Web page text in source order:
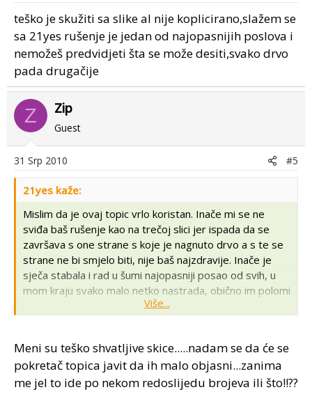
teško je skužiti sa slike al nije koplicirano,slažem se
sa 21yes rušenje je jedan od najopasnijih poslova i
nemožeš predvidjeti šta se može desiti,svako drvo
pada drugačije
Z Zip
Guest
31 Srp 2010 #5
21yes kaže:
Mislim da je ovaj topic vrlo koristan. Inače mi se ne
sviđa baš rušenje kao na trečoj slici jer ispada da se
završava s one strane s koje je nagnuto drvo a s te se
strane ne bi smjelo biti, nije baš najzdravije. Inače je
sječa stabala i rad u šumi najopasniji posao od svih, u
mom kraju svako malo netko nastrada, obično im polomi
Više...
Meni su teško shvatljive skice.....nadam se da će se
pokretač topica javit da ih malo objasni...zanima
me jel to ide po nekom redoslijedu brojeva ili što!!??